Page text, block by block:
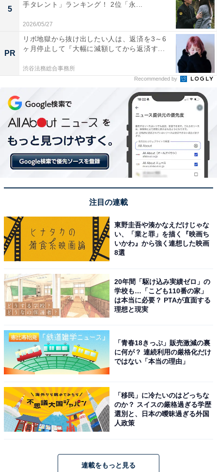
View this post on Instagram
1位に選ばれたのは、ACEesに所属する浮所飛貴さんで
した。浮所さんは個人では俳優業が好調で、ドラマ『ト
モダチゲームR4』（テレビ朝日系）や映画『胸が鳴るの
は君のせい』、『モエカレはオレンジ色』などに出演。
2026年7月からは『夏色の雲が恋と嵐をまきおこす』
また、バラエティーや情報番組でも人気で、
『DayDay.』（日本テレビ系）などで活躍中です。グル
力にすぐれ、カリスマ的な人気を誇っています。
回答者からは、「しっかりコメントができてバラエティ
ークなど多方面で活躍できるためです」（20代男性／静
5
手タレント」ランキング！ 2位「永...
2026/05/27
PR
リボ地獄から抜け出したい人は、返済を3～6
ヶ月停止して『大幅に減額してから返済す...
渋谷法務総合事務所
Recommended by
注目の連載
東野圭吾や湊かなえだけじゃな
い、「業と罪」を描く『映画ち
いかわ』から強く連想した映画
8選
20年間「駆け込み実績ゼロ」の
学校も…「こども110番の家」
は本当に必要？ PTAが直面する
理想と現実
「青春18きっぷ」販売激減の裏
に何が？ 連続利用の厳格化だけ
ではない「本当の理由」
「移民」に冷たいのはどっちな
のか？ スイスの厳格過ぎる学歴
選別と、日本の曖昧過ぎる外国
人政策
連載をもっと見る